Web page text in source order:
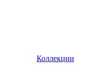
Коллекции